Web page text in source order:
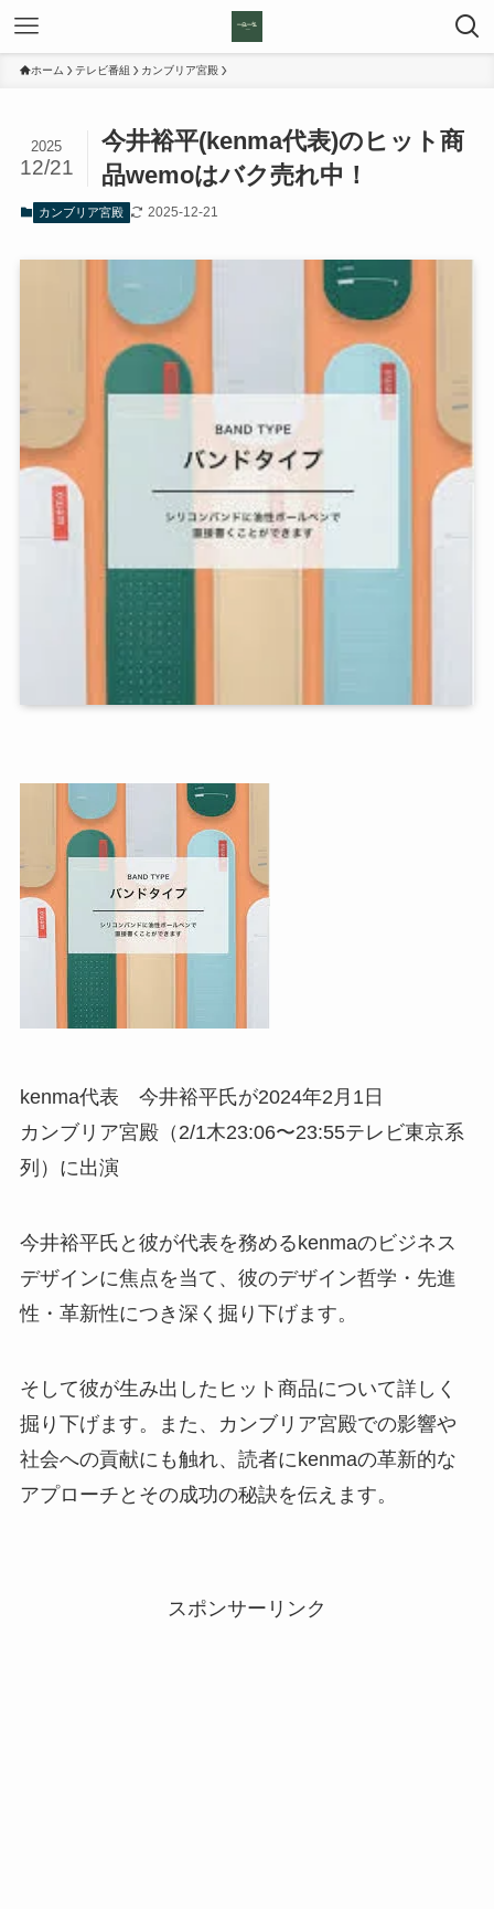
ホーム テレビ番組 カンブリア宮殿
今井裕平(kenma代表)のヒット商
品wemoはバク売れ中！
2025
12/21
カンブリア宮殿 2025-12-21
kenma代表 今井裕平氏が2024年2月1日
カンブリア宮殿（ 2/1木23:06〜23:55テレビ東京系
列） に出演
今井裕平氏と彼が代表を務めるkenmaのビジネス
デザインに焦点を当て、彼のデザイン哲学・先進
性・革新性につき深く掘り下げます。
そして彼が生み出したヒット商品について詳しく
掘り下げます。また、カンブリア宮殿での影響や
社会への貢献にも触れ、読者にkenmaの革新的な
アプローチとその成功の秘訣を伝えます。
スポンサーリンク